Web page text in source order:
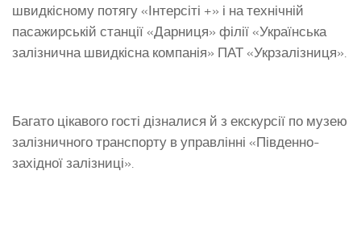
швидкісному потягу «Інтерсіті +» і на технічній
пасажирській станції «Дарниця» філії «Українська
залізнична швидкісна компанія» ПАТ «Укрзалізниця».
Багато цікавого гості дізналися й з екскурсії по музею
залізничного транспорту в управлінні «Південно-
західної залізниці».